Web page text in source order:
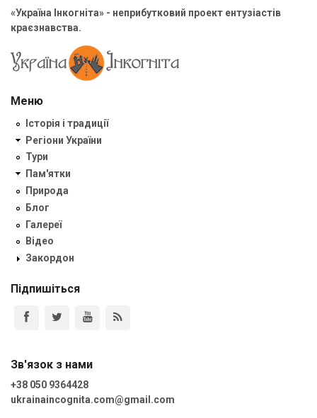
«Україна Інкогніта» - неприбутковий проект ентузіастів
краєзнавства.
Меню
Історія і традиції
Регіони України
Тури
Пам'ятки
Природа
Блог
Галереї
Відео
Закордон
Підпишіться
Зв'язок з нами
+38 050 9364428
ukrainaincognita.com@gmail.com